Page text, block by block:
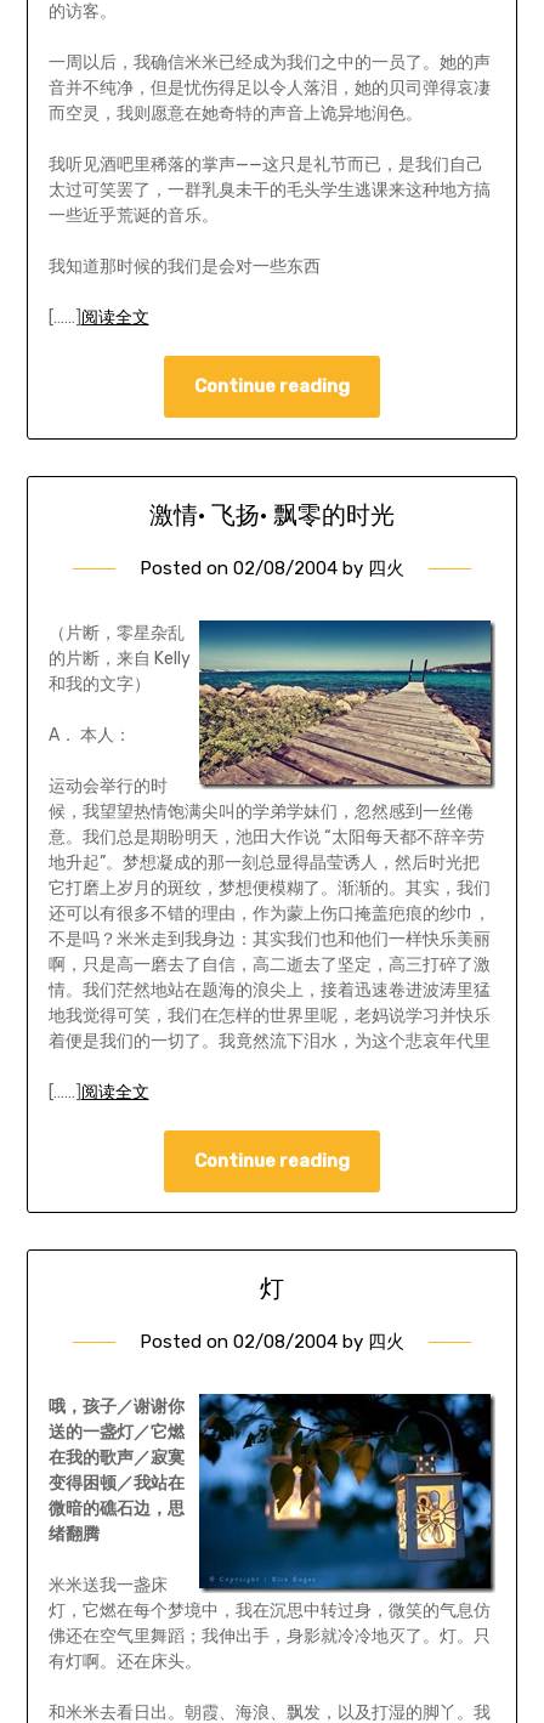
的访客。
一周以后，我确信米米已经成为我们之中的一员了。她的声
音并不纯净，但是忧伤得足以令人落泪，她的贝司弹得哀凄
而空灵，我则愿意在她奇特的声音上诡异地润色。
我听见酒吧里稀落的掌声——这只是礼节而已，是我们自己
太过可笑罢了，一群乳臭未干的毛头学生逃课来这种地方搞
一些近乎荒诞的音乐。
我知道那时候的我们是会对一些东西
[……] 阅读全文
Continue reading
激情· 飞扬· 飘零的时光
Posted on 02/08/2004 by 四火
（片断，零星杂乱
的片断，来自 Kelly
和我的文字）
A． 本人：
运动会举行的时
候，我望望热情饱满尖叫的学弟学妹们，忽然感到一丝倦
意。我们总是期盼明天，池田大作说 “太阳每天都不辞辛劳
地升起”。梦想凝成的那一刻总显得晶莹诱人，然后时光把
它打磨上岁月的斑纹，梦想便模糊了。渐渐的。其实，我们
还可以有很多不错的理由，作为蒙上伤口掩盖疤痕的纱巾，
不是吗？米米走到我身边：其实我们也和他们一样快乐美丽
啊，只是高一磨去了自信，高二逝去了坚定，高三打碎了激
情。我们茫然地站在题海的浪尖上，接着迅速卷进波涛里猛
地我觉得可笑，我们在怎样的世界里呢，老妈说学习并快乐
着便是我们的一切了。我竟然流下泪水，为这个悲哀年代里
[……] 阅读全文
Continue reading
灯
Posted on 02/08/2004 by 四火
哦，孩子／谢谢你
送的一盏灯／它燃
在我的歌声／寂寞
变得困顿／我站在
微暗的礁石边，思
绪翻腾
米米送我一盏床
灯，它燃在每个梦境中，我在沉思中转过身，微笑的气息仿
佛还在空气里舞蹈；我伸出手，身影就冷冷地灭了。灯。只
有灯啊。还在床头。
和米米去看日出。朝霞、海浪、飘发，以及打湿的脚丫。我